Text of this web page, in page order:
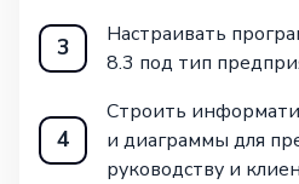
3
Настраивать
8.3 под тип
4
Строить
и диаграммы для
руководству и